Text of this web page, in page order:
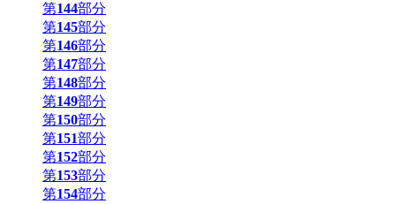
第144部分
第145部分
第146部分
第147部分
第148部分
第149部分
第150部分
第151部分
第152部分
第153部分
第154部分